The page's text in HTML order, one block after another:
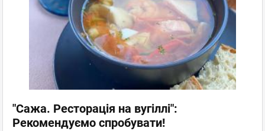
"Сажа. Ресторація на вугіллі":
Рекомендуємо спробувати!